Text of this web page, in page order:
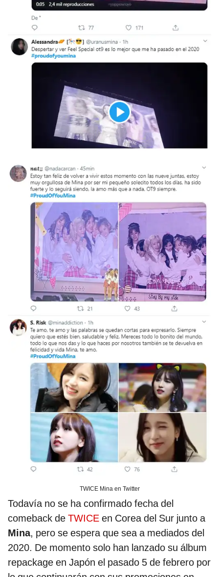
TWICE Mina en Twitter
Todavía no se ha confirmado fecha del
comeback de TWICE en Corea del Sur junto a
Mina, pero se espera que sea a mediados del
2020. De momento solo han lanzado su álbum
repackage en Japón el pasado 5 de febrero por